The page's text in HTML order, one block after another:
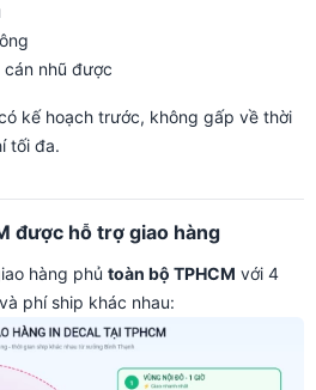
nhũ được
kế hoạch trước, không gấp về thời
tối đa.
được hỗ trợ giao hàng
hàng phủ toàn bộ TPHCM với 4
phí ship khác nhau: